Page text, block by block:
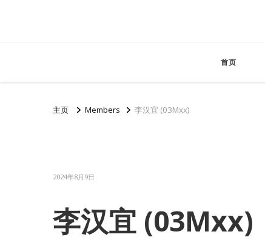
首页
主页 Members 李汉宜 (03Mxx)
2024年8月9日
李汉宜 (03Mxx)